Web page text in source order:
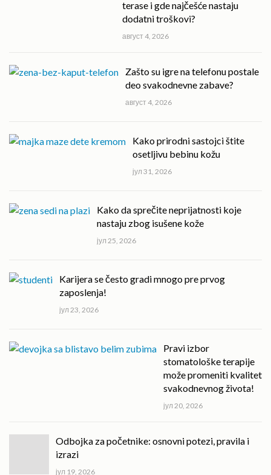
terase i gde najčešće nastaju
dodatni troškovi?
август 4, 2026
Zašto su igre na telefonu postale
deo svakodnevne zabave?
август 4, 2026
Kako prirodni sastojci štite
osetljivu bebinu kožu
јул 31, 2026
Kako da sprečite neprijatnosti koje
nastaju zbog isušene kože
јул 25, 2026
Karijera se često gradi mnogo pre prvog
zaposlenja!
јул 23, 2026
Pravi izbor
stomatološke terapije
može promeniti kvalitet
svakodnevnog života!
јул 20, 2026
Odbojka za početnike: osnovni potezi, pravila i
izrazi
јул 19, 2026